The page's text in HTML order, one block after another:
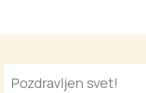
Pozdravljen svet!